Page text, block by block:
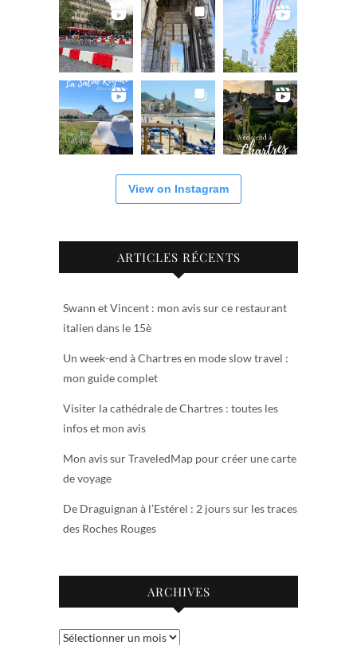
View on Instagram
ARTICLES RÉCENTS
Swann et Vincent : mon avis sur ce restaurant
italien dans le 15è
Un week-end à Chartres en mode slow travel :
mon guide complet
Visiter la cathédrale de Chartres : toutes les
infos et mon avis
Mon avis sur TraveledMap pour créer une carte
de voyage
De Draguignan à l’Estérel : 2 jours sur les traces
des Roches Rouges
ARCHIVES
Archives